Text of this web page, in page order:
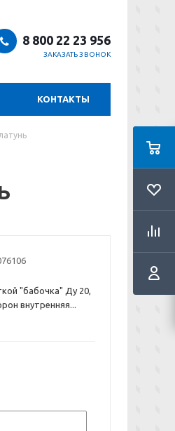
8 800 22 23 956
ЗАКАЗАТЬ ЗВОНОК
КОНТАКТЫ
"бабочка" Ду 20,
внутренняя...